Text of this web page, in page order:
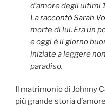
d’amore degli ultimi
LaraccontòSarah
morte di lui. Era un
e oggi è il giorno
iniziate a leggere
paradiso.
Il matrimonio di Johnny
più grande storia